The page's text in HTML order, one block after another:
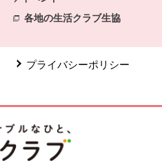
各地の生活クラブ生協
プライバシーポリシー